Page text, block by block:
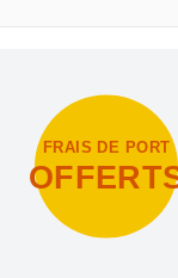
FRAIS DE PORT